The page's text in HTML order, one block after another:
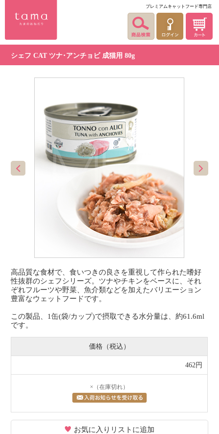
プレミアムキャットフード専門店
シェフ CAT ツナ･アンチョビ 成猫用 80g
高品質な食材で、食いつきの良さを重視して作られた嗜好
性抜群のシェフシリーズ。ツナやチキンをベースに、それ
ぞれフルーツや野菜、魚介類などを加えたバリエーション
豊富なウェットフードです。
この製品、1缶(袋/カップ)で摂取できる水分量は、約61.6ml
です。
価格（税込）
462円
×（在庫切れ）
お気に入りリストに追加